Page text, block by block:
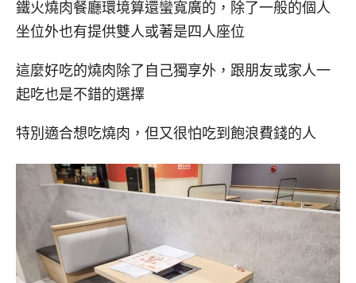
鐵火燒肉餐廳環境算還蠻寬廣的，除了一般的個人
坐位外也有提供雙人或著是四人座位
這麼好吃的燒肉除了自己獨享外，跟朋友或家人一
起吃也是不錯的選擇
特別適合想吃燒肉，但又很怕吃到飽浪費錢的人